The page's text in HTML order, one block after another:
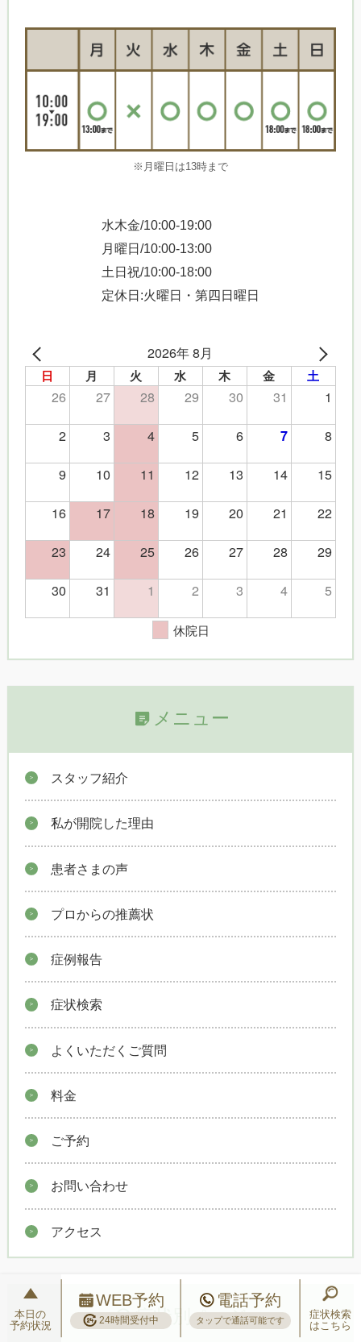
※月曜日は13時まで
水木金/10:00-19:00
月曜日/10:00-13:00
土日祝/10:00-18:00
定休日:火曜日・第四日曜日
2026年 8月
日 月 火 水 木 金 土
26 27 28 29 30 31
1
2
3 4 5 6 7
8
9
10 11 12 13 14
15
16
17 18 19 20 21
22
23
24 25 26 27 28
29
30
31 1 2 3 4 5
休院日
メニュー
スタッフ紹介
私が開院した理由
患者さまの声
プロからの推薦状
症例報告
症状検索
よくいただくご質問
料金
ご予約
お問い合わせ
アクセス
症状別ページ
本日の
予約状況
WEB予約
24時間受付中
電話予約
タップで通話可能です
症状検索
はこちら